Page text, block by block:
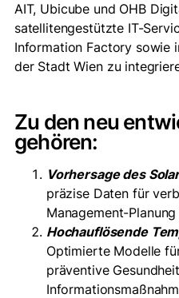
AIT, Ubicube und OHB
satellitengestützte IT-
Information Factory sowie
der Stadt Wien zu
Zu den neu
gehören:
Vorhersage des
präzise Daten für
Management-
Hochauflösende
Optimierte Modelle
präventive